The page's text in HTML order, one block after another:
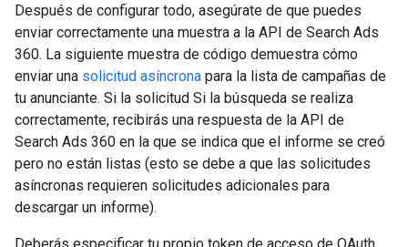
Después de configurar todo, asegúrate de que puedes
enviar correctamente una muestra a la API de Search Ads
360. La siguiente muestra de código demuestra cómo
enviar una solicitud asíncrona para la lista de campañas de
tu anunciante. Si la solicitud Si la búsqueda se realiza
correctamente, recibirás una respuesta de la API de
Search Ads 360 en la que se indica que el informe se creó
pero no están listas (esto se debe a que las solicitudes
asíncronas requieren solicitudes adicionales para
descargar un informe).